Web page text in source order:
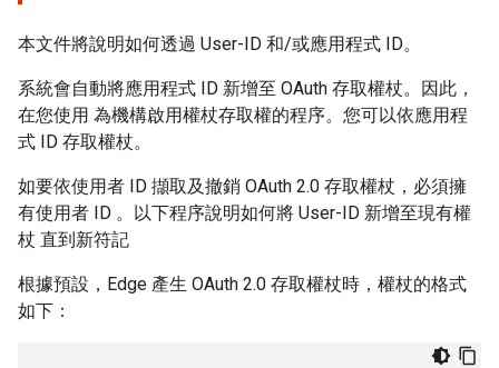
本文件將說明如何透過 User-ID 和/或應用程式 ID。
系統會自動將應用程式 ID 新增至 OAuth 存取權杖。因此，
在您使用 為機構啟用權杖存取權的程序。您可以依應用程
式 ID 存取權杖。
如要依使用者 ID 擷取及撤銷 OAuth 2.0 存取權杖，必須擁
有使用者 ID 。以下程序說明如何將 User-ID 新增至現有權
杖 直到新符記
根據預設，Edge 產生 OAuth 2.0 存取權杖時，權杖的格式
如下：